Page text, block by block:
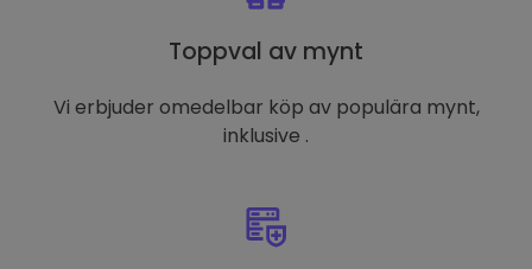
Toppval av mynt
Vi erbjuder omedelbar köp av populära mynt,
inklusive .